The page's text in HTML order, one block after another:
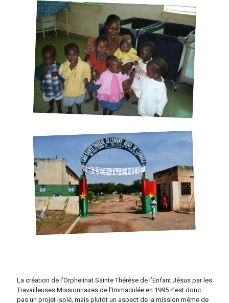
La création de l’Orphelinat Sainte Thérèse de l’Enfant Jésus par les
Travailleuses Missionnaires de l’Immaculée en 1995 n’est donc
pas un projet isolé, mais plutôt un aspect de la mission même de